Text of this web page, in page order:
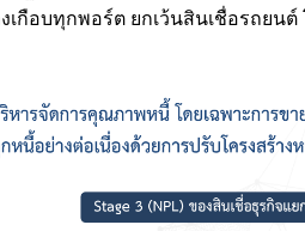
อบทุกพอร์ต ยกเว้นสินเชื่อรถยนต์